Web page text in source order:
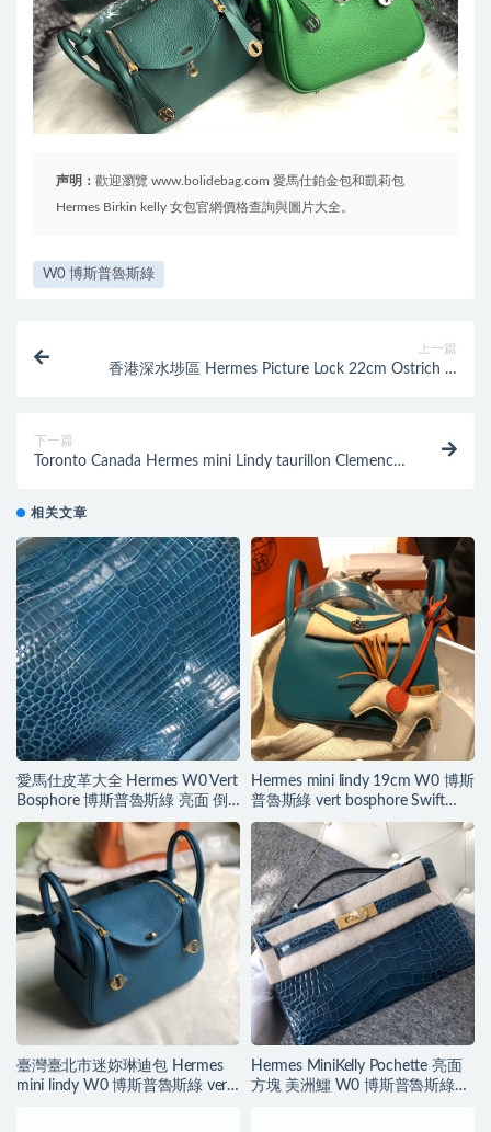
声明： 歡迎瀏覽 www.bolidebag.com 愛馬仕鉑金包和凱莉包
Hermes Birkin kelly 女包官網價格查詢與圖片大全。
W0 博斯普魯斯綠
上一篇
香港深水埗區 Hermes Picture Lock 22cm Ostrich 9i
下一篇
Toronto Canada Hermes mini Lindy taurillon Clemence
相关文章
愛馬仕皮革大全 Hermes W0 Vert
Bosphore 博斯普魯斯綠 亮面 倒V
灣鱷
Hermes mini lindy 19cm W0 博斯
普魯斯綠 vert bosphore Swift
calfskin
臺灣臺北市迷妳琳迪包 Hermes
mini lindy W0 博斯普魯斯綠 vert
Hermes MiniKelly Pochette 亮面
方塊 美洲鱷 W0 博斯普魯斯綠